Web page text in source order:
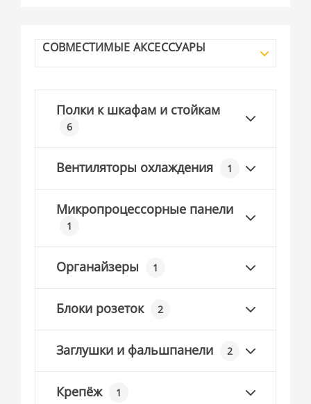
СОВМЕСТИМЫЕ АКСЕССУАРЫ
Полки к шкафам и стойкам
6
Вентиляторы охлаждения 1
Микропроцессорные панели
1
Органайзеры 1
Блоки розеток 2
Заглушки и фальшпанели 2
Крепёж 1